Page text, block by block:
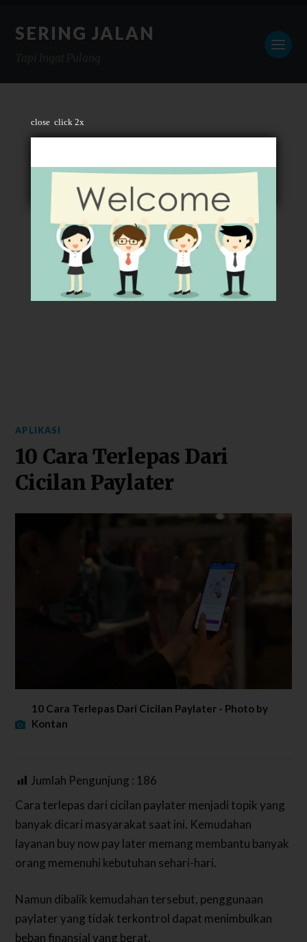
close click 2x
SERING JALAN
APLIKASI
10 Cara Terlepas Dari
Cicilan Paylater
10 Cara Terlepas Dari Cicilan Paylater - Photo by
Kontan
Jumlah Pengunjung : 186
Cara terlepas dari cicilan paylater menjadi topik yang
banyak dicari masyarakat saat ini. Kemudahan
layanan buy now pay later memang membantu banyak
orang memenuhi kebutuhan sehari-hari.
Namun dibalik kemudahan tersebut, penggunaan
paylater yang tidak terkontrol dapat menimbulkan
beban finansial yang berat.